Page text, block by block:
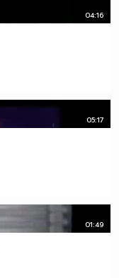
04:16
05:17
01:49